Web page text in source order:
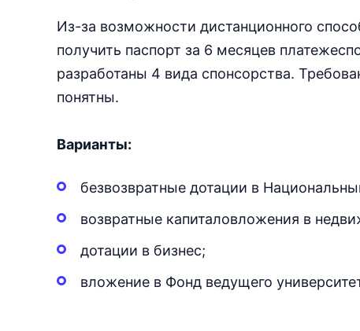
Из-за возможности дистанционного
получить паспорт за 6 месяцев
разработаны 4 вида спонсорства.
понятны.
Варианты:
безвозвратные дотации в
возвратные капиталовложения в
дотации в бизнес;
вложение в Фонд ведущего